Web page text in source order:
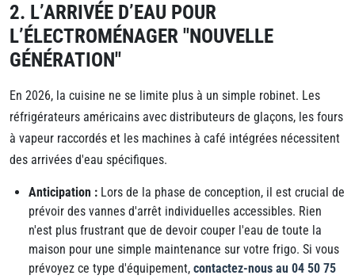
2. L’ARRIVÉE D’EAU POUR
L’ÉLECTROMÉNAGER "NOUVELLE
GÉNÉRATION"
En 2026, la cuisine ne se limite plus à un simple robinet. Les
réfrigérateurs américains avec distributeurs de glaçons, les fours
à vapeur raccordés et les machines à café intégrées nécessitent
des arrivées d'eau spécifiques.
Anticipation : Lors de la phase de conception, il est crucial de
prévoir des vannes d'arrêt individuelles accessibles. Rien
n'est plus frustrant que de devoir couper l'eau de toute la
maison pour une simple maintenance sur votre frigo. Si vous
prévoyez ce type d'équipement, contactez-nous au 04 50 75